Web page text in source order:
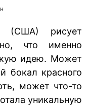
(США) рисует
что именно
идею. Может
бокал красного
может что-то
уникальную